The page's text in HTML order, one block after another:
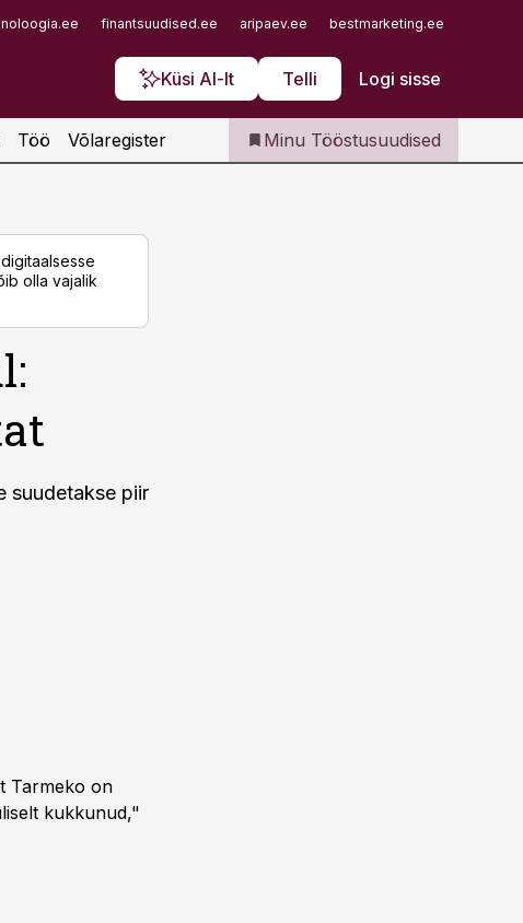
finantsuudised.ee aripaev.ee bestmarketing.ee
Küsi AI-lt Telli Logi sisse
Iseteenindus
Telli Tööstusuudised
Töö Võlaregister Minu Tööstusuudised
olla vajalik
suudetakse piir
Tarmeko on
kukkunud,"